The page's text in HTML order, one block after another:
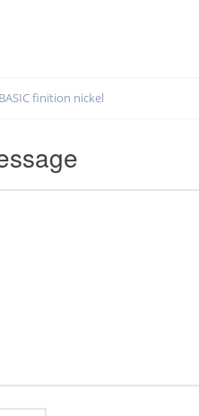
finition nickel